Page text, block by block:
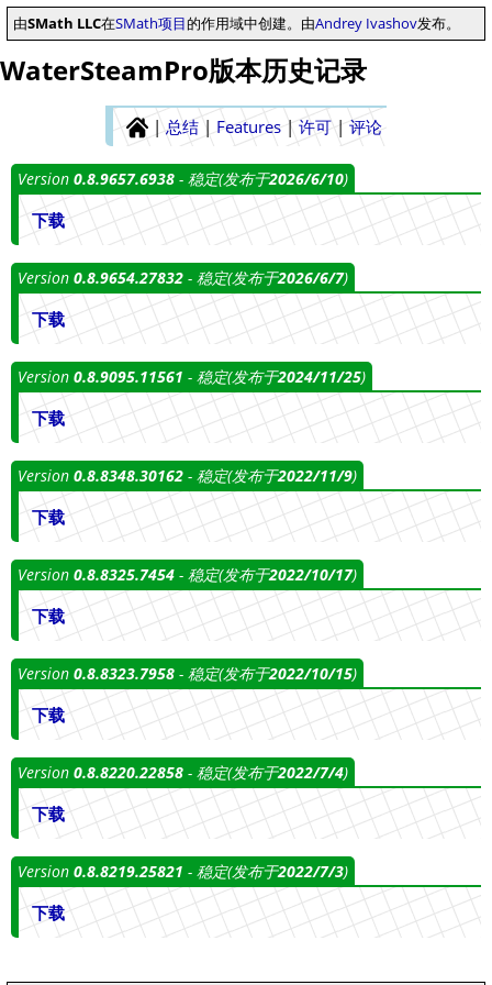
由SMath LLC在SMath项目的作用域中创建。由Andrey Ivashov发布。
WaterSteamPro版本历史记录
| 总结 | Features | 许可 | 评论
Version 0.8.9657.6938 - 稳定(发布于2026/6/10)
下载
Version 0.8.9654.27832 - 稳定(发布于2026/6/7)
下载
Version 0.8.9095.11561 - 稳定(发布于2024/11/25)
下载
Version 0.8.8348.30162 - 稳定(发布于2022/11/9)
下载
Version 0.8.8325.7454 - 稳定(发布于2022/10/17)
下载
Version 0.8.8323.7958 - 稳定(发布于2022/10/15)
下载
Version 0.8.8220.22858 - 稳定(发布于2022/7/4)
下载
Version 0.8.8219.25821 - 稳定(发布于2022/7/3)
下载